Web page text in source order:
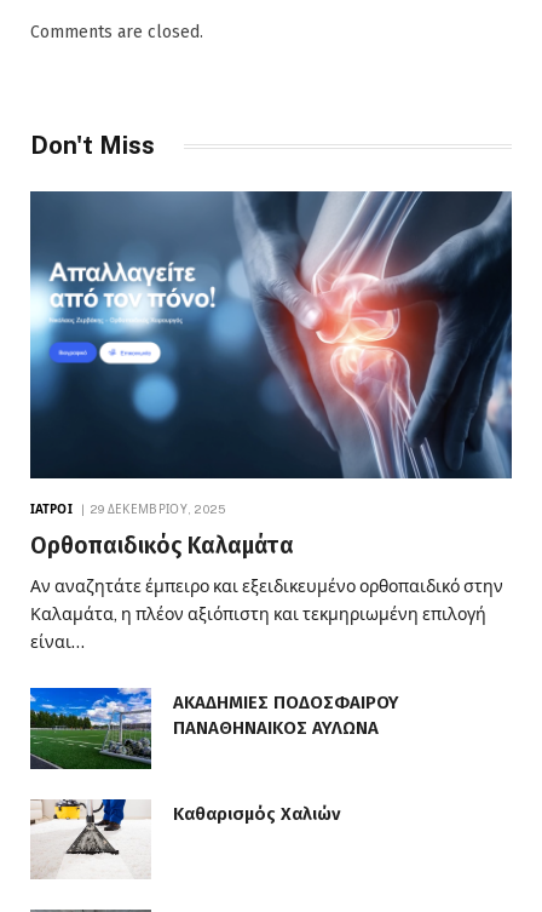
Comments are closed.
Don't Miss
ΙΑΤΡΟΊ 29 ΔΕΚΕΜΒΡΊΟΥ, 2025
Ορθοπαιδικός Καλαμάτα
Αν αναζητάτε έμπειρο και εξειδικευμένο ορθοπαιδικό στην
Καλαμάτα, η πλέον αξιόπιστη και τεκμηριωμένη επιλογή
είναι…
ΑΚΑΔΗΜΙΕΣ ΠΟΔΟΣΦΑΙΡΟΥ
ΠΑΝΑΘΗΝΑΙΚΟΣ ΑΥΛΩΝΑ
Καθαρισμός Χαλιών